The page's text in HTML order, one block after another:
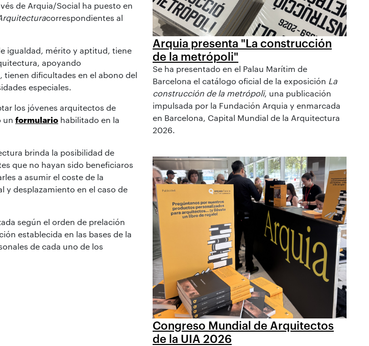
de Arquia/Social ha puesto en
correspondientes al
igualdad, mérito y aptitud, tiene
apoyando
dificultades en el abono del
especiales.
los jóvenes arquitectos de
un formulario habilitado en la
brinda la posibilidad de
que no hayan sido beneficiaros
a asumir el coste de la
y desplazamiento en el caso de
según el orden de prelación
establecida en las bases de la
de cada uno de los
Arquia presenta "La construcción
de la metrópoli"
Se ha presentado en el Palau Marítim de
Barcelona el catálogo oficial de la exposición La
construcción de la metrópoli, una publicación
impulsada por la Fundación Arquia y enmarcada
en Barcelona, Capital Mundial de la Arquitectura
2026.
Congreso Mundial de Arquitectos
de la UIA 2026